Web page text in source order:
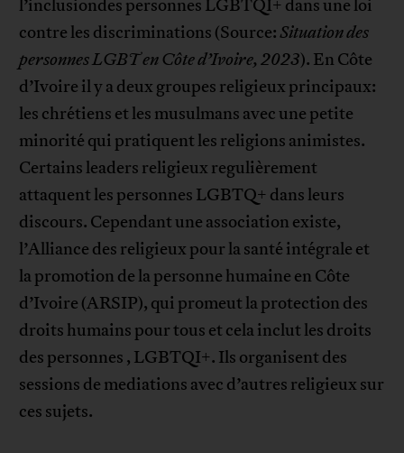
l’inclusiondes personnes LGBTQI+ dans une loi
contre les discriminations (Source:Situation des
personnes LGBT en Côte d’Ivoire, 2023). En Côte
d’Ivoire il y a deux groupes religieux principaux:
les chrétiens et les musulmans avec une petite
minorité qui pratiquent les religions animistes.
Certains leaders religieux regulièrement
attaquent les personnes LGBTQ+ dans leurs
discours. Cependant une association existe,
l’Alliance des religieux pour la santé intégrale et
la promotion de la personne humaine en Côte
d’Ivoire (ARSIP), qui promeut la protection des
droits humains pour tous et cela inclut les droits
des personnes , LGBTQI+. Ils organisent des
sessions de mediations avec d’autres religieux sur
ces sujets.